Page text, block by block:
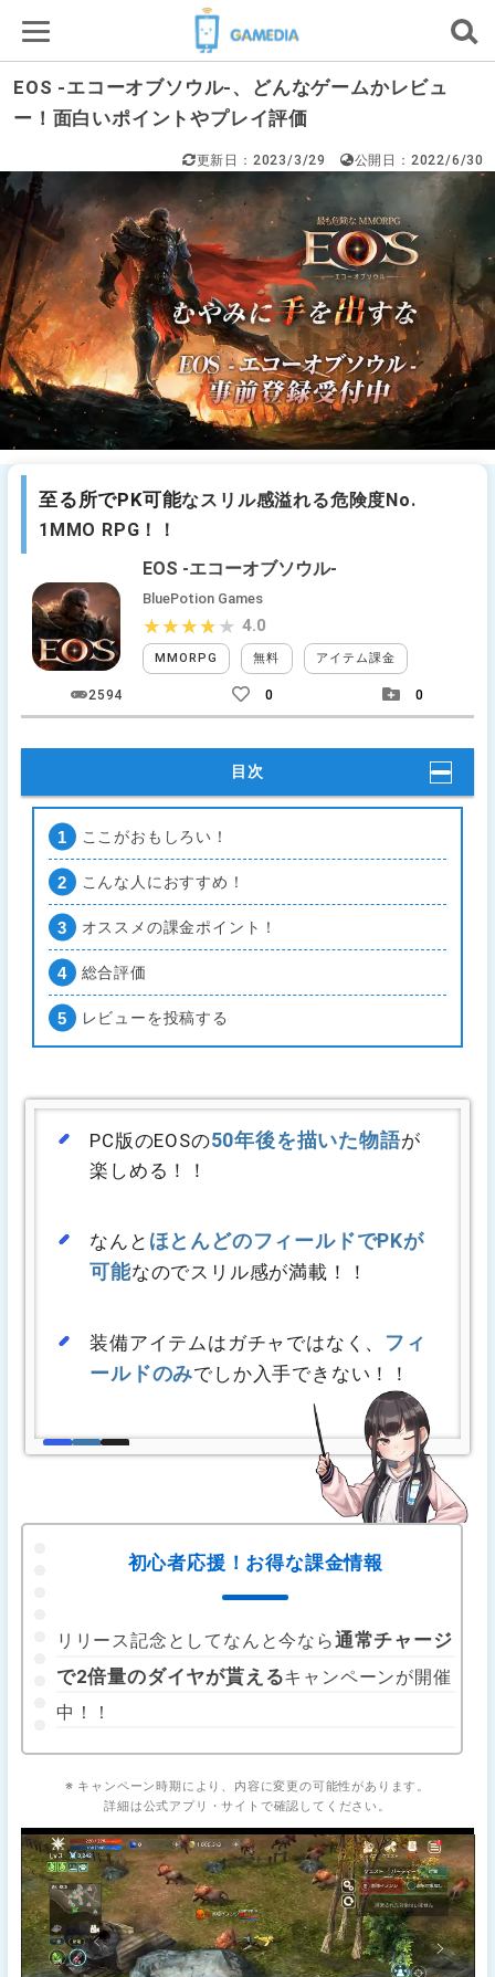
EOS -エコーオブソウル-、どんなゲームかレビュ
ー！面白いポイントやプレイ評価
更新日：2023/3/29 公開日：2022/6/30
至る所でPK可能なスリル感溢れる危険度No.
1MMO RPG！！
EOS -エコーオブソウル-
BluePotion Games
MMORPG 無料 アイテム課金
★★★★★
★★★★★ 4.0
2594 0 0
目次
ここがおもしろい！
こんな人におすすめ！
オススメの課金ポイント！
総合評価
レビューを投稿する
PC版のEOSの50年後を描いた物語が
楽しめる！！
なんと ほとんどのフィールドでPKが
可能なのでスリル感が満載！！
装備アイテムはガチャではなく、 フィ
ールドのみでしか入手できない！！
初心者応援！お得な課金情報
リリース記念としてなんと今なら通常チャージ
で2倍量のダイヤが貰えるキャンペーンが開催
中！！
※ キャンペーン時期により、内容に変更の可能性があります。
詳細は公式アプリ・サイトで確認してください。